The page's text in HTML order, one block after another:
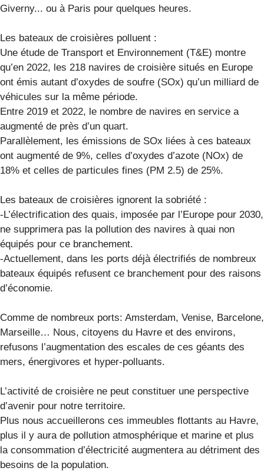
Giverny... ou à Paris pour quelques heures.
Les bateaux de croisières polluent :
Une étude de Transport et Environnement (T&E) montre
qu’en 2022, les 218 navires de croisière situés en Europe
ont émis autant d’oxydes de soufre (SOx) qu’un milliard de
véhicules sur la même période.
Entre 2019 et 2022, le nombre de navires en service a
augmenté de près d’un quart.
Parallèlement, les émissions de SOx liées à ces bateaux
ont augmenté de 9%, celles d’oxydes d’azote (NOx) de
18% et celles de particules fines (PM 2.5) de 25%.
Les bateaux de croisières ignorent la sobriété :
-L’électrification des quais, imposée par l’Europe pour 2030,
ne supprimera pas la pollution des navires à quai non
équipés pour ce branchement.
-Actuellement, dans les ports déjà électrifiés de nombreux
bateaux équipés refusent ce branchement pour des raisons
d’économie.
Comme de nombreux ports: Amsterdam, Venise, Barcelone,
Marseille… Nous, citoyens du Havre et des environs,
refusons l’augmentation des escales de ces géants des
mers, énergivores et hyper-polluants.
L’activité de croisière ne peut constituer une perspective
d’avenir pour notre territoire.
Plus nous accueillerons ces immeubles flottants au Havre,
plus il y aura de pollution atmosphérique et marine et plus
la consommation d’électricité augmentera au détriment des
besoins de la population.